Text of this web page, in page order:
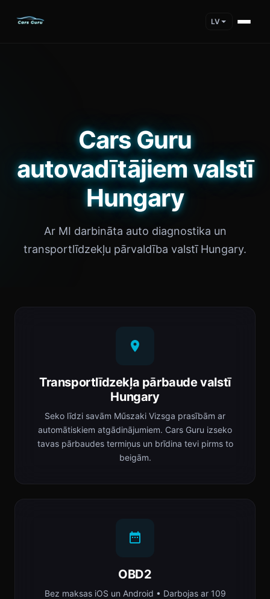
LV
Cars Guru
autovadītājiem valstī
Hungary
Ar MI darbināta auto diagnostika un
transportlīdzekļu pārvaldība valstī Hungary.
Transportlīdzekļa pārbaude valstī
Hungary
Seko līdzi savām Műszaki Vizsga prasībām ar
automātiskiem atgādinājumiem. Cars Guru izseko
tavas pārbaudes termiņus un brīdina tevi pirms to
beigām.
OBD2
Bez maksas iOS un Android • Darbojas ar 109